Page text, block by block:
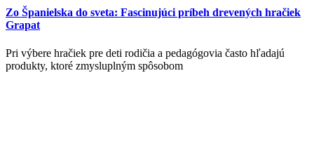
Zo Španielska do sveta: Fascinujúci príbeh drevených hračiek
Grapat
Pri výbere hračiek pre deti rodičia a pedagógovia často hľadajú
produkty, ktoré zmysluplným spôsobom